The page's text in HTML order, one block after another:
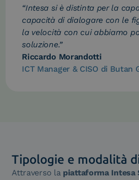
“Intesa si è distinta per la
capacità di dialogare con le
la velocità con cui abbiamo
soluzione.”
Riccardo Morandotti
ICT Manager & CISO di Butan
Tipologie e modalità
Attraverso la piattaforma Intesa